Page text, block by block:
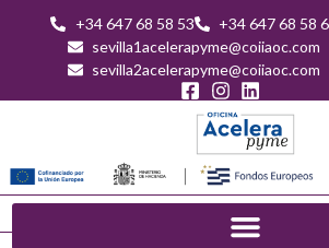
+34 647 68 58 53
+34 647 68 58
sevilla1acelerapyme@coiiaoc.com
sevilla2acelerapyme@coiiaoc.com